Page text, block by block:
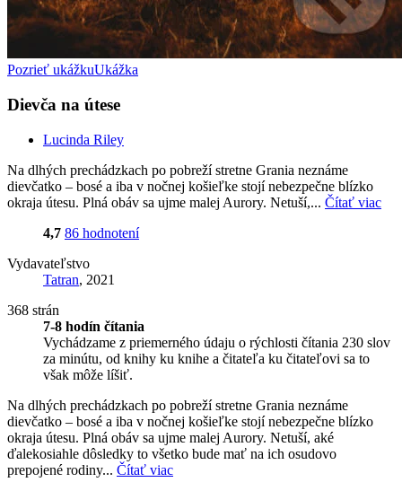
Pozrieť ukážkuUkážka
Dievča na útese
Lucinda Riley
Na dlhých prechádzkach po pobreží stretne Grania neznáme
dievčatko – bosé a iba v nočnej košieľke stojí nebezpečne blízko
okraja útesu. Plná obáv sa ujme malej Aurory. Netuší,... Čítať viac
4,7 86 hodnotení
Vydavateľstvo
Tatran, 2021
368 strán
7-8 hodín čítania
Vychádzame z priemerného údaju o rýchlosti čítania 230 slov
za minútu, od knihy ku knihe a čitateľa ku čitateľovi sa to
však môže líšiť.
Na dlhých prechádzkach po pobreží stretne Grania neznáme
dievčatko – bosé a iba v nočnej košieľke stojí nebezpečne blízko
okraja útesu. Plná obáv sa ujme malej Aurory. Netuší, aké
ďalekosiahle dôsledky to všetko bude mať na ich osudovo
prepojené rodiny... Čítať viac